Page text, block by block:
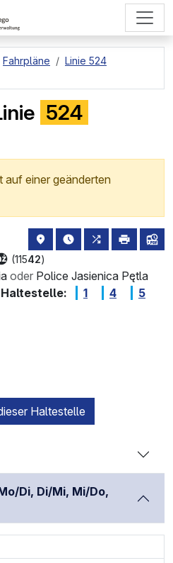
Fahrpläne
Linie 524
524
auf einer geänderten
(11542)
Haltestellenstandort auf
die nächsten
alle Linien,
drucken
oder Police Jasienica Pętla
1 4
5
Haltestelle
Di, Di/Mi, Mi/Do,